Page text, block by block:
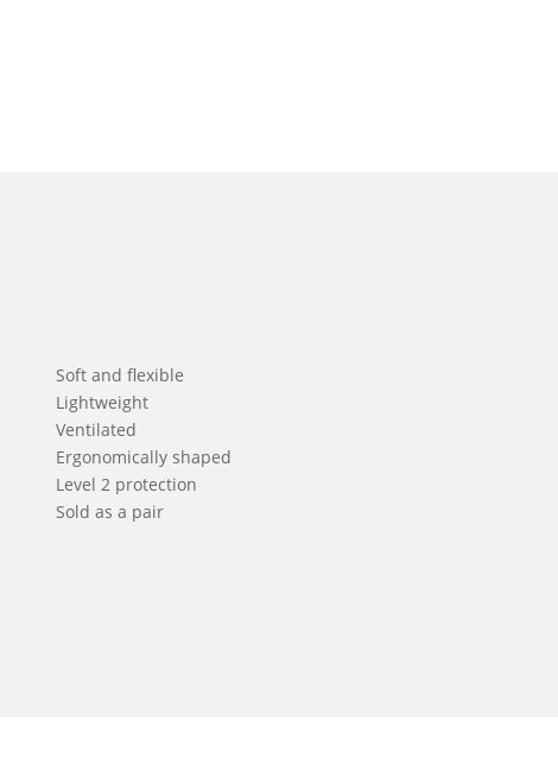
Soft and flexible
Lightweight
Ventilated
Ergonomically shaped
Level 2 protection
Sold as a pair